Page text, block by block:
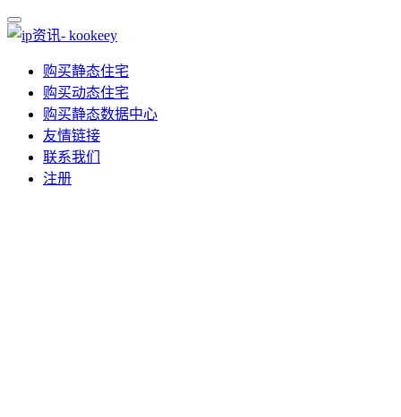
购买静态住宅
购买动态住宅
购买静态数据中心
友情链接
联系我们
注册